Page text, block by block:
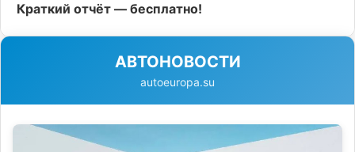
Краткий отчёт — бесплатно!
АВТОНОВОСТИ
autoeuropa.su